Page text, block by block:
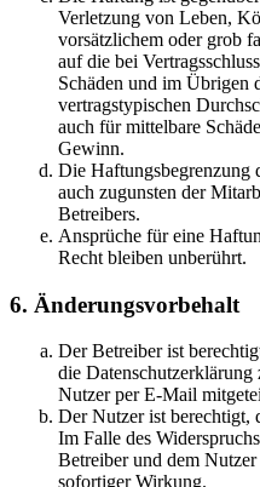
Verletzung von Leben,
vorsätzlichem oder grob
auf die bei
Schäden und im Übrigen
vertragstypischen
auch für mittelbare
Gewinn.
Die Haftungsbegrenzung
auch zugunsten der
Betreibers.
Ansprüche für eine
Recht bleiben unberührt.
6. Änderungsvorbehalt
Der Betreiber ist
die
Nutzer per E-Mail
Der Nutzer ist berechtigt,
Im Falle des
Betreiber und dem
sofortiger Wirkung.